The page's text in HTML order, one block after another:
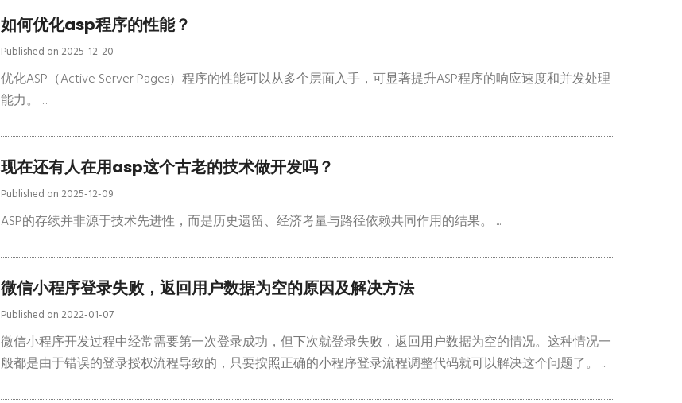
如何优化asp程序的性能？
Published on 2025-12-20
优化ASP（Active Server Pages）程序的性能可以从多个层面入手，可显著提升ASP程序的响应速度和并发处理
能力。 ...
现在还有人在用asp这个古老的技术做开发吗？
Published on 2025-12-09
ASP的存续并非源于技术先进性，而是历史遗留、经济考量与路径依赖共同作用的结果。 ...
微信小程序登录失败，返回用户数据为空的原因及解决方法
Published on 2022-01-07
微信小程序开发过程中经常需要第一次登录成功，但下次就登录失败，返回用户数据为空的情况。这种情况一
般都是由于错误的登录授权流程导致的，只要按照正确的小程序登录流程调整代码就可以解决这个问题了。 ...